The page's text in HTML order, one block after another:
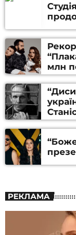
млн
РЕКЛАМА